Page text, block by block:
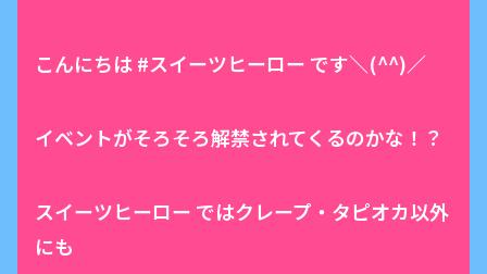
こんにちは #スイーツヒーロー です＼(^^)／
イベントがそろそろ解禁されてくるのかな！？
スイーツヒーロー ではクレープ・タピオカ以外
にも